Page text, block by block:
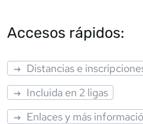
Accesos rápidos:
Distancias e
Incluida en 2 ligas
Enlaces y más